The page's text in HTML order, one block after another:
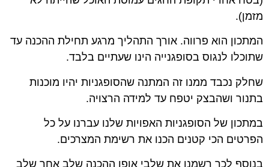
מזמן).
המתכון הוא פרווה. אורך התהליך מרגע תחילת ההכנה עד
שתוכלו לנגוס בסופגנייה הינו שעתיים בלבד.
שחלק נכבד ממנו זה המתנה שהסופגניות יהיו מוכנות
בתנור ושהבצק יטפח עד למידה הרצויה.
במתכון של הסופגניות האפויות שלנו עברנו על כל
הפרטים הכי קטנים הכנו את רשימת המצרכים.
בנוסף לכך רשמנו את שלבי אופן ההכנה שלב אחר שלב